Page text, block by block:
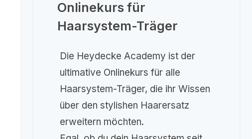
Onlinekurs für
Haarsystem-Träger
Die Heydecke Academy ist der
ultimative Onlinekurs für alle
Haarsystem-Träger, die ihr Wissen
über den stylishen Haarersatz
erweitern möchten.